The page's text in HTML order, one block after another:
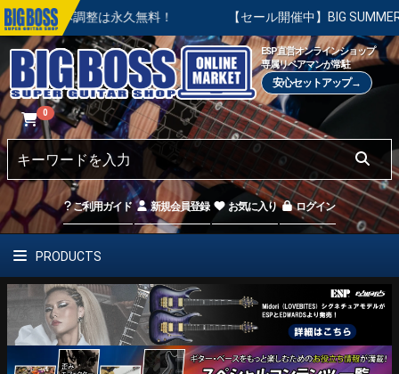
整は永久無料！ 【セール開催中】BIG SUMMER SALE | 対
ESP直営オンラインショップ
専属リペアマンが常駐
安心セットアップ→
0
ご利用ガイド 新規会員登録 お気に入り ログイン
PRODUCTS